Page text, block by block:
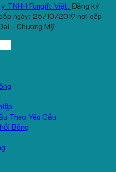
TNHH Fungift Việt. Đăng ký
ngày: 25/10/2019 nơi cấp
- Chương Mỹ
Theo Yêu Cầu
Bông